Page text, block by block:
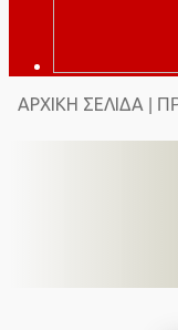
ΑΡΧΙΚΉ ΣΕΛΊΔΑ |